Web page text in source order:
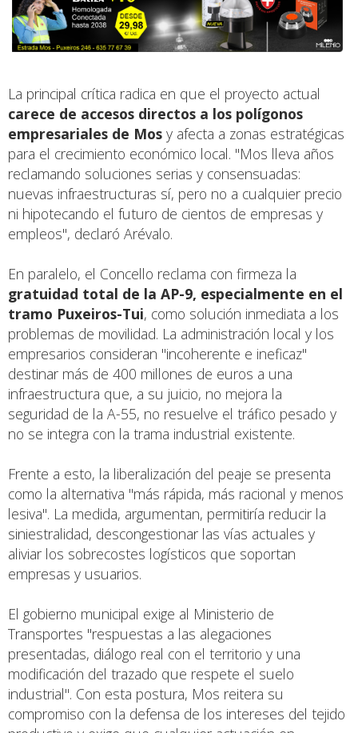
La principal crítica radica en que el proyecto actual
carece de accesos directos a los polígonos
empresariales de Mos y afecta a zonas estratégicas
para el crecimiento económico local. "Mos lleva años
reclamando soluciones serias y consensuadas:
nuevas infraestructuras sí, pero no a cualquier precio
ni hipotecando el futuro de cientos de empresas y
empleos", declaró Arévalo.
En paralelo, el Concello reclama con firmeza la
gratuidad total de la AP-9, especialmente en el
tramo Puxeiros-Tui, como solución inmediata a los
problemas de movilidad. La administración local y los
empresarios consideran "incoherente e ineficaz"
destinar más de 400 millones de euros a una
infraestructura que, a su juicio, no mejora la
seguridad de la A-55, no resuelve el tráfico pesado y
no se integra con la trama industrial existente.
Frente a esto, la liberalización del peaje se presenta
como la alternativa "más rápida, más racional y menos
lesiva". La medida, argumentan, permitiría reducir la
siniestralidad, descongestionar las vías actuales y
aliviar los sobrecostes logísticos que soportan
empresas y usuarios.
El gobierno municipal exige al Ministerio de
Transportes "respuestas a las alegaciones
presentadas, diálogo real con el territorio y una
modificación del trazado que respete el suelo
industrial". Con esta postura, Mos reitera su
compromiso con la defensa de los intereses del tejido